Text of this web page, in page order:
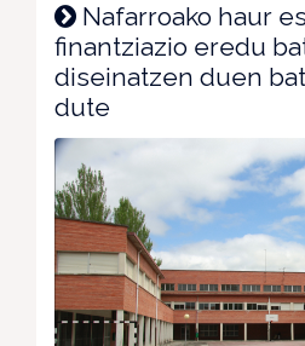
Nafarroako haur
finantziazio eredu
diseinatzen duen
dute